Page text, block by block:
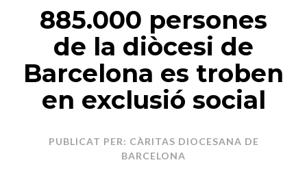
885.000 persones
de la diòcesi de
Barcelona es troben
en exclusió social
PUBLICAT PER: CÀRITAS DIOCESANA DE
BARCELONA